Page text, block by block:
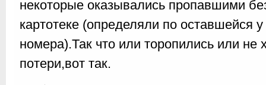
некоторые оказывались пропавшими
картотеке (определяли по оставшейся
номера).Так что или торопились или не
потери,вот так.